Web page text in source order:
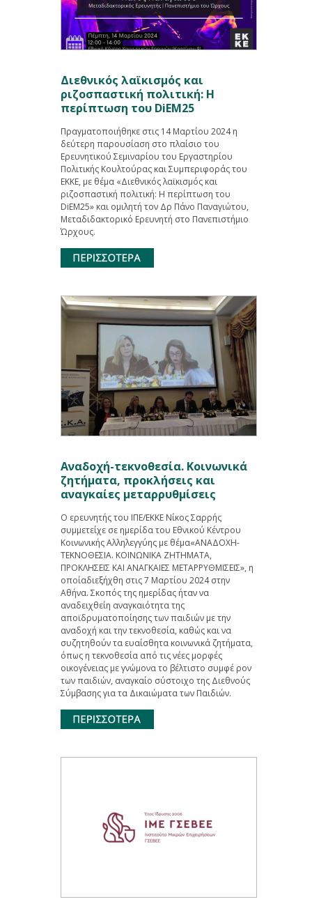
Διεθνικός λαϊκισμός και
ριζοσπαστική πολιτική: Η
περίπτωση του DiEM25
Πραγματοποιήθηκε στις 14 Μαρτίου 2024 η
δεύτερη παρουσίαση στο πλαίσιο του
Ερευνητικού Σεμιναρίου του Εργαστηρίου
Πολιτικής Κουλτούρας και Συμπεριφοράς του
ΕΚΚΕ, με θέμα «Διεθνικός λαϊκισμός και
ριζοσπαστική πολιτική: Η περίπτωση του
DiEM25» και ομιλητή τον Δρ Πάνο Παναγιώτου,
Μεταδιδακτορικό Ερευνητή στο Πανεπιστήμιο
Ώρχους.
Αναδοχή-τεκνοθεσία. Κοινωνικά
ζητήματα, προκλήσεις και
αναγκαίες μεταρρυθμίσεις
Ο ερευνητής του ΙΠΕ/ΕΚΚΕ Νίκος Σαρρής
συμμετείχε σε ημερίδα του Εθνικού Κέντρου
Κοινωνικής Αλληλεγγύης με θέμα«ΑΝΑΔΟΧΗ-
ΤΕΚΝΟΘΕΣΙΑ. ΚΟΙΝΩΝΙΚΑ ΖΗΤΗΜΑΤΑ,
ΠΡΟΚΛΗΣΕΙΣ ΚΑΙ ΑΝΑΓΚΑΙΕΣ ΜΕΤΑΡΡΥΘΜΙΣΕΙΣ», η
οποίαδιεξήχθη στις 7 Μαρτίου 2024 στην
Αθήνα. Σκοπός της ημερίδας ήταν να
αναδειχθείη αναγκαιότητα της
αποϊδρυματοποίησης των παιδιών με την
αναδοχή και την τεκνοθεσία, καθώς και να
συζητηθούν τα ευαίσθητα κοινωνικά ζητήματα,
όπως η τεκνοθεσία από τις νέες μορφές
οικογένειας με γνώμονα το βέλτιστο συμφέ ρον
των παιδιών, αναγκαίο σύστοιχο της Διεθνούς
Σύμβασης για τα Δικαιώματα των Παιδιών.